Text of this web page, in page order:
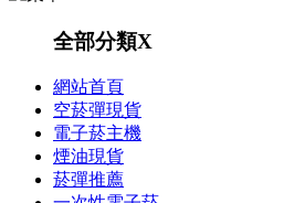
全部分類X
網站首頁
空菸彈現貨
電子菸主機
煙油現貨
菸彈推薦